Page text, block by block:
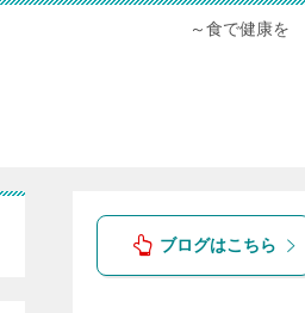
～食で健康を
ブログはこちら